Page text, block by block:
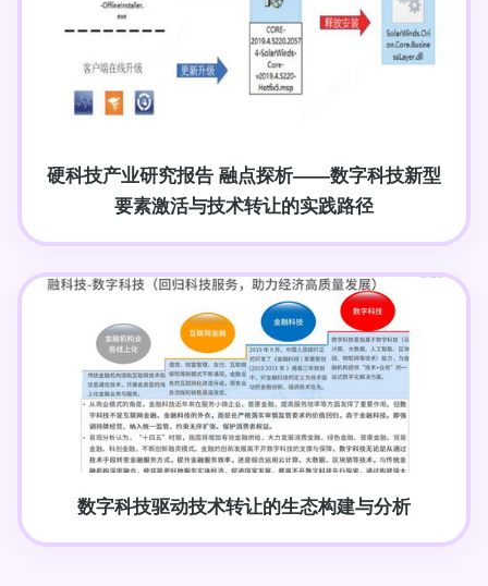
硬科技产业研究报告 融点探析——数字科技新型
要素激活与技术转让的实践路径
数字科技驱动技术转让的生态构建与分析